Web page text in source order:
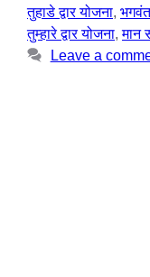
तुहाडे द्वार योजना,
तुम्हारे द्वार योजना,मान
Leave a